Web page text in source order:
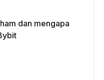
dan mengapa